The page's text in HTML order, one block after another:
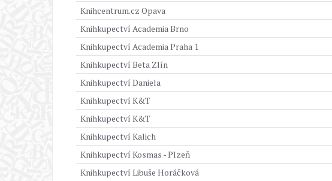
Knihcentrum.cz Opava
Knihkupectví Academia Brno
Knihkupectví Academia Praha 1
Knihkupectví Beta Zlín
Knihkupectví Daniela
Knihkupectví K&T
Knihkupectví K&T
Knihkupectví Kalich
Knihkupectví Kosmas - Plzeň
Knihkupectví Libuše Horáčková